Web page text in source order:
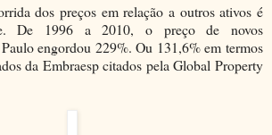
dos preços em relação a outros ativos é
De 1996 a 2010, o preço de novos
engordou 229%. Ou 131,6% em termos
da Embraesp citados pela Global Property